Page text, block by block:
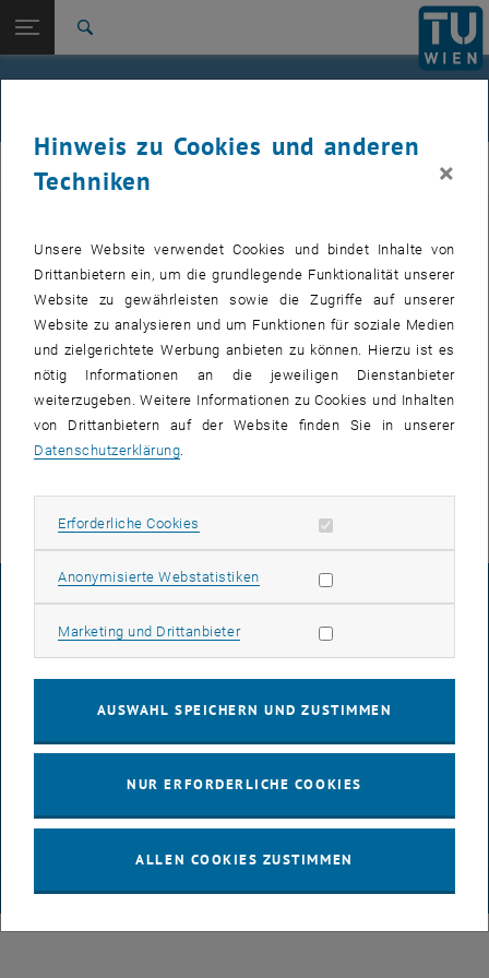
TU Login
Studium
International
Zur 1. Menü Ebene
femTUme
Zurück: Subseiten von femTUme auflisten
Zurück zur letzten Ebene:
femTUme
Jour fixe
femTUme
VERANSTALTUNGEN VOM 17. JULI 2026
Stammtisch 04.08.
04
AUG. 26
04 August 2026 bis
–
ANDERE tba, 1060 Wien
© TU Wien# 65814
IMPRESSUM
BARRIEREFREIHEITSERKLÄRUNG
DATENSCHUTZERKLÄRUNG (PDF)
COOKIEEINSTELLUNGEN
Hinweis zu Cookies und anderen
Techniken
×
Unsere Website verwendet Cookies und bindet Inhalte von
Drittanbietern ein, um die grundlegende Funktionalität unserer
Website zu gewährleisten sowie die Zugriffe auf unserer
Website zu analysieren und um Funktionen für soziale Medien
und zielgerichtete Werbung anbieten zu können. Hierzu ist es
nötig Informationen an die jeweiligen Dienstanbieter
weiterzugeben. Weitere Informationen zu Cookies und Inhalten
von Drittanbietern auf der Website finden Sie in unserer
Datenschutzerklärung.
Erforderliche Cookies Erforderliche Cookies zulassen
Anonymisierte WebstatistikenStatistik Cookies zulassen
Marketing und DrittanbieterMarketing Cookies zulassen
AUSWAHL SPEICHERN UND ZUSTIMMEN
NUR ERFORDERLICHE COOKIES
ALLEN COOKIES ZUSTIMMEN